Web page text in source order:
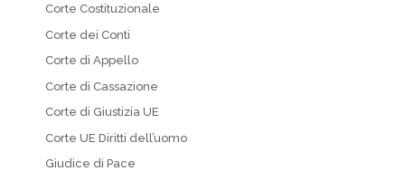
Corte Costituzionale
Corte dei Conti
Corte di Appello
Corte di Cassazione
Corte di Giustizia UE
Corte UE Diritti dell’uomo
Giudice di Pace